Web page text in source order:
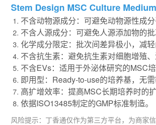
Stem Design MSC Culture
不含动物源成分：可避免动物源性成
不含人源成分：可避免人源添加物的
化学成分限定：批次间差异极小，减
不含抗生素：避免抗生素对细胞增殖
不含EVs：适用于外泌体研究的MSC
即用型：Ready-to-use的培养基，无
高扩增效率：提高MSC长期培养时的
依据ISO13485制定的GMP标准制造。
风险提示：丁香通仅作为第三方平台，为商家